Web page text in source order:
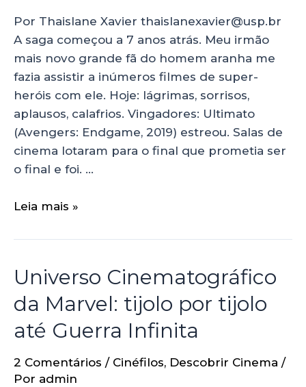
Por Thaislane Xavier thaislanexavier@usp.br
A saga começou a 7 anos atrás. Meu irmão
mais novo grande fã do homem aranha me
fazia assistir a inúmeros filmes de super-
heróis com ele. Hoje: lágrimas, sorrisos,
aplausos, calafrios. Vingadores: Ultimato
(Avengers: Endgame, 2019) estreou. Salas de
cinema lotaram para o final que prometia ser
o final e foi. …
Leia mais »
Universo Cinematográfico
da Marvel: tijolo por tijolo
até Guerra Infinita
2 Comentários / Cinéfilos, Descobrir Cinema /
Por admin